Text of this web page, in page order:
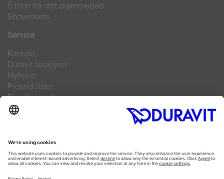
5 trinn fra ditt drømmebad
Showrooms
Service
Kontakt
Duravit brosjyrer
Nyheter
Pressebilder
Finn forhandler
Ofte stilte spørsmål
Facebook
Instagram
Pinterest
Flickr
Linked In